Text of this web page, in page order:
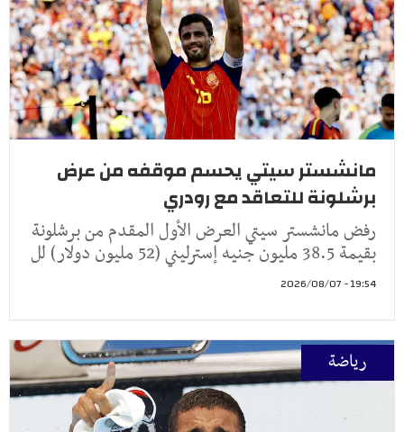
مانشستر سيتي يحسم موقفه من عرض
برشلونة للتعاقد مع رودري
رفض مانشستر سيتي العرض الأول المقدم من برشلونة
بقيمة 38.5 مليون جنيه إسترليني (52 مليون دولار) لل
19:54 - 2026/08/07
رياضة